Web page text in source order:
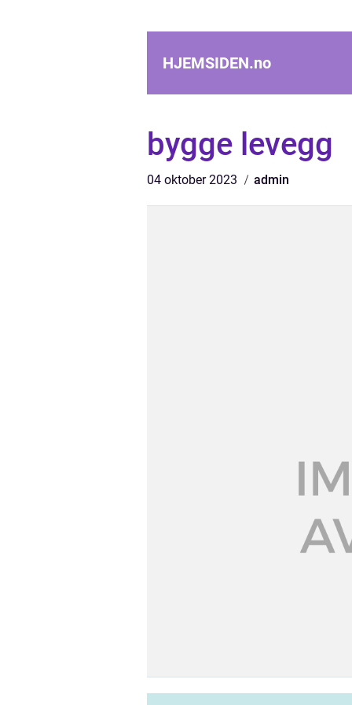
HJEMSIDEN.no
bygge levegg
04 oktober 2023 admin